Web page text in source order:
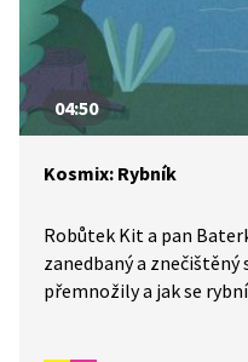
04:50
Kosmix: Rybník
Robůtek Kit a pan
zanedbaný a znečištěný
přemnožily a jak se